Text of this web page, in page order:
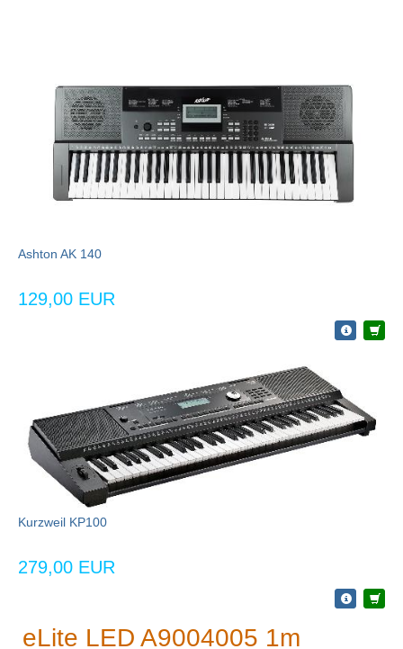
Ashton AK 140
129,00 EUR
Kurzweil KP100
279,00 EUR
eLite LED A9004005 1m